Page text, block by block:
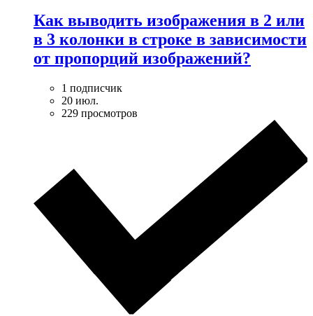
Как выводить изображения в 2 или
в 3 колонки в строке в зависимости
от пропорций изображений?
1 подписчик
20 июл.
229 просмотров